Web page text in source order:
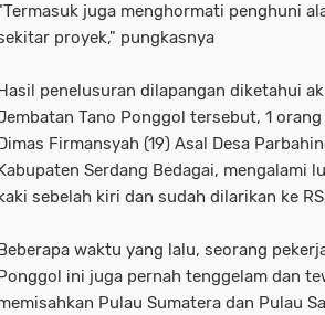
juga menghormati penghuni
proyek," pungkasnya
penelusuran dilapangan diketahui
Tano Ponggol tersebut, 1
Firmansyah (19) Asal Desa
Serdang Bedagai, mengalami
sebelah kiri dan sudah dilarikan ke
waktu yang lalu, seorang
ini juga pernah tenggelam dan
Pulau Sumatera dan Pulau